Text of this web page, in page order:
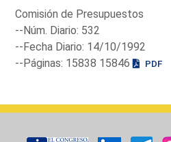
Comisión de Presupuestos
--Núm. Diario: 532
--Fecha Diario: 14/10/1992
--Páginas: 15838 15846
PDF